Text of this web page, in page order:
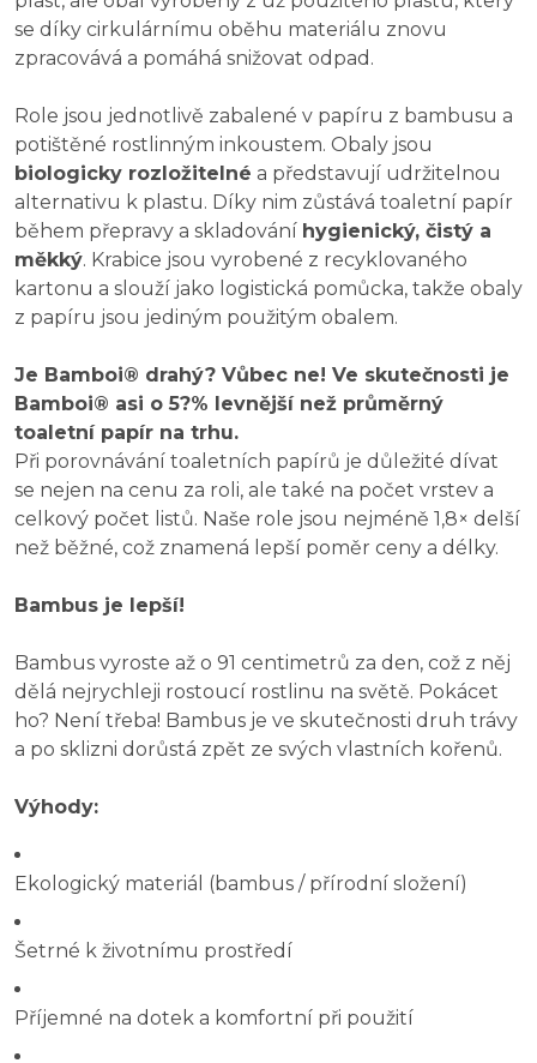
se díky cirkulárnímu oběhu materiálu znovu
zpracovává a pomáhá snižovat odpad.
Role jsou jednotlivě zabalené v papíru z bambusu a
potištěné rostlinným inkoustem. Obaly jsou
biologicky rozložitelné a představují udržitelnou
alternativu k plastu. Díky nim zůstává toaletní papír
během přepravy a skladování hygienický, čistý a
měkký. Krabice jsou vyrobené z recyklovaného
kartonu a slouží jako logistická pomůcka, takže obaly
z papíru jsou jediným použitým obalem.
Je Bamboi® drahý? Vůbec ne! Ve skutečnosti je
Bamboi® asi o 5?% levnější než průměrný
toaletní papír na trhu.
Při porovnávání toaletních papírů je důležité dívat
se nejen na cenu za roli, ale také na počet vrstev a
celkový počet listů. Naše role jsou nejméně 1,8× delší
než běžné, což znamená lepší poměr ceny a délky.
Bambus je lepší!
Bambus vyroste až o 91 centimetrů za den, což z něj
dělá nejrychleji rostoucí rostlinu na světě. Pokácet
ho? Není třeba! Bambus je ve skutečnosti druh trávy
a po sklizni dorůstá zpět ze svých vlastních kořenů.
Výhody:
Ekologický materiál (bambus / přírodní složení)
Šetrné k životnímu prostředí
Příjemné na dotek a komfortní při použití